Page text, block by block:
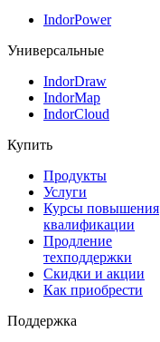
IndorPower
Универсальные
IndorDraw
IndorMap
IndorCloud
Купить
Продукты
Услуги
Курсы повышения
квалификации
Продление
техподдержки
Скидки и акции
Как приобрести
Поддержка